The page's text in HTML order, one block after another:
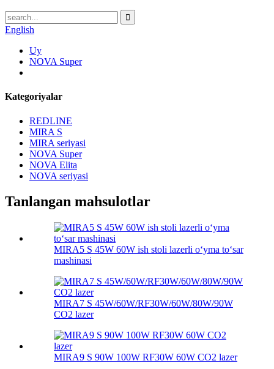
English
Uy
NOVA Super
Kategoriyalar
REDLINE
MIRA S
MIRA seriyasi
NOVA Super
NOVA Elita
NOVA seriyasi
Tanlangan mahsulotlar
MIRA5 S 45W 60W ish stoli lazerli oʻyma toʻsar
mashinasi
MIRA7 S 45W/60W/RF30W/60W/80W/90W
CO2 lazer
MIRA9 S 90W 100W RF30W 60W CO2 lazer